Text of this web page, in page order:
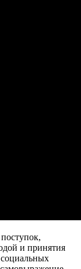
и принятия
социальных